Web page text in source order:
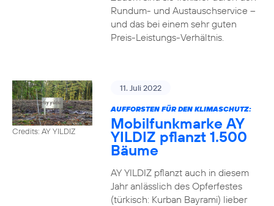
Rundum- und Austauschservice –
und das bei einem sehr guten
Preis-Leistungs-Verhältnis.
Credits: AY YILDIZ
11. Juli 2022
AUFFORSTEN FÜR DEN KLIMASCHUTZ:
Mobilfunkmarke AY
YILDIZ pflanzt 1.500
Bäume
AY YILDIZ pflanzt auch in diesem
Jahr anlässlich des Opferfestes
(türkisch: Kurban Bayrami) lieber